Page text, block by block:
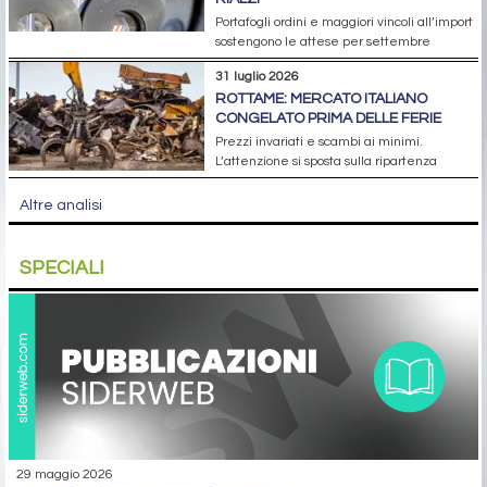
Portafogli ordini e maggiori vincoli all’import
sostengono le attese per settembre
31 luglio 2026
ROTTAME: MERCATO ITALIANO
CONGELATO PRIMA DELLE FERIE
Prezzi invariati e scambi ai minimi.
L’attenzione si sposta sulla ripartenza
Altre analisi
SPECIALI
29 maggio 2026